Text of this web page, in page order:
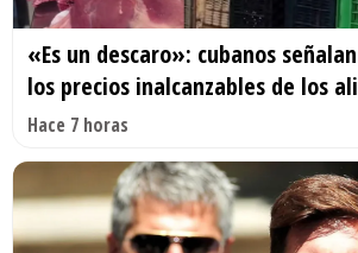
«Es un descaro»: cubanos
los precios inalcanzables de los
Hace 7 horas